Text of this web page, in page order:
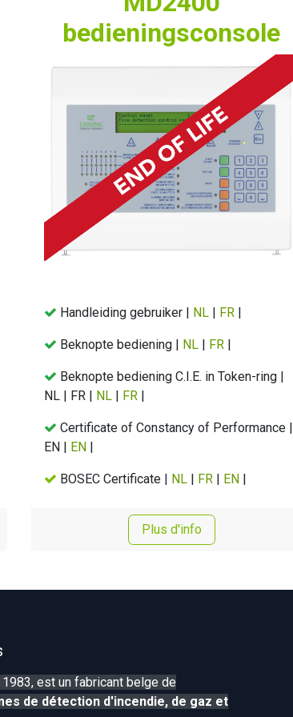
bedieningsconsole
Handleiding gebruiker | NL | FR |
Beknopte bediening | NL | FR |
Beknopte bediening C.I.E. in Token-ring |
NL | FR | NL | FR |
Certificate of Constancy of Performance |
EN | EN |
BOSEC Certificate | NL | FR | EN |
Plus d'info
est un fabricant belge de
de détection d'incendie, de gaz et